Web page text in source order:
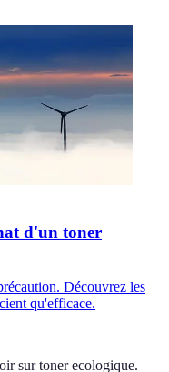
d'un toner
Découvrez les
qu'efficace.
sur toner ecologique.